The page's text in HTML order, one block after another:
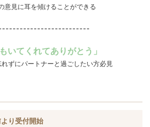
意見に耳を傾けることができる
いてくれてありがとう」
ずにパートナーと過ごしたい方必見
り受付開始